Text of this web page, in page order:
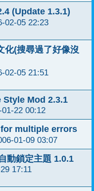
(Update 1.3.1)
02-05 22:23
化(搜尋過了好像沒
02-05 21:51
Style Mod 2.3.1
01-22 00:12
for multiple errors
01-09 03:07
動鎖定主題 1.0.1
17:11